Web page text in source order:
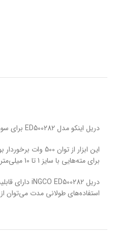
دریل اینکو مدل ED500282 برای سوراخکاری در مشاغل نجاری، آهنگری، تاسیساتی و … می‌باشد.
برای مته‌هایی با سایز 1 تا 10 میلی‌متر مناسب خواهد بود.
استفاده‌های طولانی مدت می‌توان